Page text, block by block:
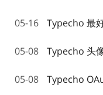
05-16 Typecho 最
05-08 Typecho 头
05-08 Typecho